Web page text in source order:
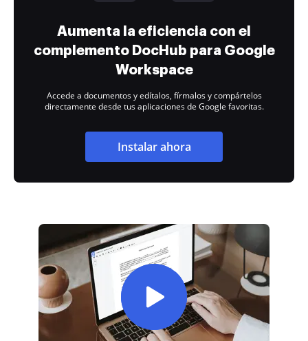
Aumenta la eficiencia con el
complemento DocHub para Google
Workspace
Accede a documentos y edítalos, fírmalos y compártelos
directamente desde tus aplicaciones de Google favoritas.
Instalar ahora